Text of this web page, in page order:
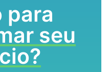
para
seu